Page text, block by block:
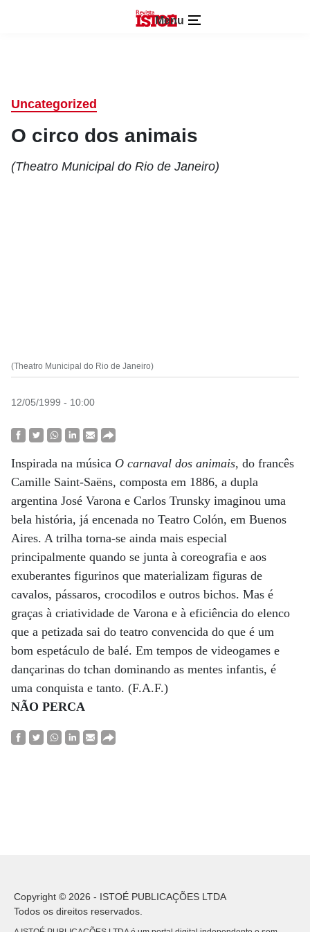
Menu
Uncategorized
O circo dos animais
(Theatro Municipal do Rio de Janeiro)
(Theatro Municipal do Rio de Janeiro)
12/05/1999 - 10:00
Inspirada na música O carnaval dos animais, do francês
Camille Saint-Saëns, composta em 1886, a dupla
argentina José Varona e Carlos Trunsky imaginou uma
bela história, já encenada no Teatro Colón, em Buenos
Aires. A trilha torna-se ainda mais especial
principalmente quando se junta à coreografia e aos
exuberantes figurinos que materializam figuras de
cavalos, pássaros, crocodilos e outros bichos. Mas é
graças à criatividade de Varona e à eficiência do elenco
que a petizada sai do teatro convencida do que é um
bom espetáculo de balé. Em tempos de videogames e
dançarinas do tchan dominando as mentes infantis, é
uma conquista e tanto. (F.A.F.)
NÃO PERCA
Copyright © 2026 - ISTOÉ PUBLICAÇÕES LTDA
Todos os direitos reservados.